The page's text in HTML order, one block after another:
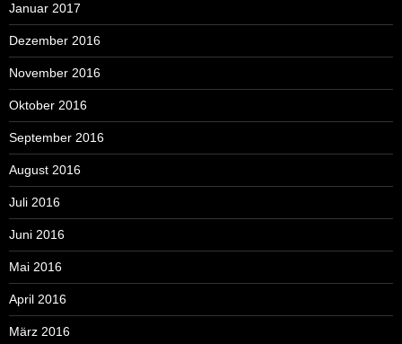
Januar 2017
Dezember 2016
November 2016
Oktober 2016
September 2016
August 2016
Juli 2016
Juni 2016
Mai 2016
April 2016
März 2016